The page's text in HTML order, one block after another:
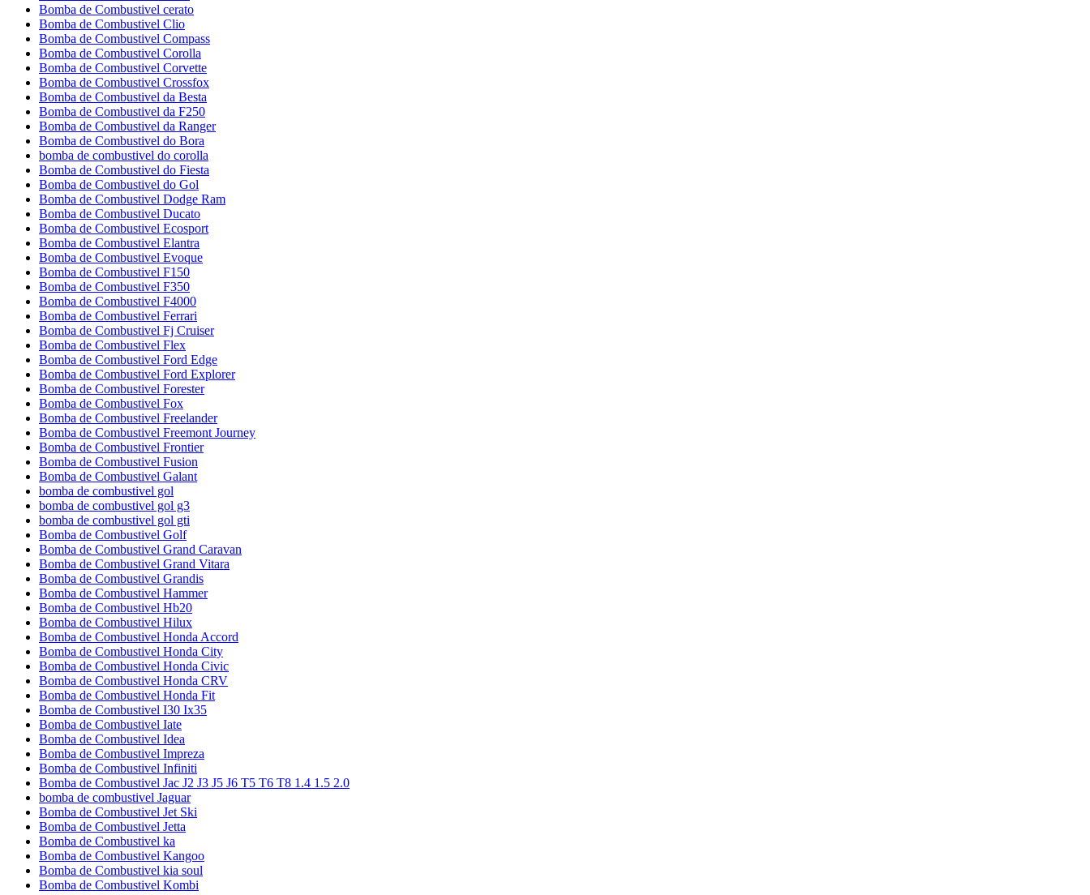
Bomba de Combustivel cerato
Bomba de Combustivel Clio
Bomba de Combustivel Compass
Bomba de Combustivel Corolla
Bomba de Combustivel Corvette
Bomba de Combustivel Crossfox
Bomba de Combustivel da Besta
Bomba de Combustivel da F250
Bomba de Combustivel da Ranger
Bomba de Combustivel do Bora
bomba de combustivel do corolla
Bomba de Combustivel do Fiesta
Bomba de Combustivel do Gol
Bomba de Combustivel Dodge Ram
Bomba de Combustivel Ducato
Bomba de Combustivel Ecosport
Bomba de Combustivel Elantra
Bomba de Combustivel Evoque
Bomba de Combustivel F150
Bomba de Combustivel F350
Bomba de Combustivel F4000
Bomba de Combustivel Ferrari
Bomba de Combustivel Fj Cruiser
Bomba de Combustivel Flex
Bomba de Combustivel Ford Edge
Bomba de Combustivel Ford Explorer
Bomba de Combustivel Forester
Bomba de Combustivel Fox
Bomba de Combustivel Freelander
Bomba de Combustivel Freemont Journey
Bomba de Combustivel Frontier
Bomba de Combustivel Fusion
Bomba de Combustivel Galant
bomba de combustivel gol
bomba de combustivel gol g3
bomba de combustivel gol gti
Bomba de Combustivel Golf
Bomba de Combustivel Grand Caravan
Bomba de Combustivel Grand Vitara
Bomba de Combustivel Grandis
Bomba de Combustivel Hammer
Bomba de Combustivel Hb20
Bomba de Combustivel Hilux
Bomba de Combustivel Honda Accord
Bomba de Combustivel Honda City
Bomba de Combustivel Honda Civic
Bomba de Combustivel Honda CRV
Bomba de Combustivel Honda Fit
Bomba de Combustivel I30 Ix35
Bomba de Combustivel Iate
Bomba de Combustivel Idea
Bomba de Combustivel Impreza
Bomba de Combustivel Infiniti
Bomba de Combustivel Jac J2 J3 J5 J6 T5 T6 T8 1.4 1.5 2.0
bomba de combustivel Jaguar
Bomba de Combustivel Jet Ski
Bomba de Combustivel Jetta
Bomba de Combustivel ka
Bomba de Combustivel Kangoo
Bomba de Combustivel kia soul
Bomba de Combustivel Kombi